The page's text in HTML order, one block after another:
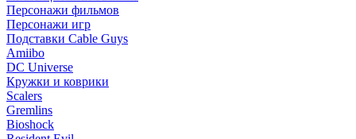
Персонажи фильмов
Персонажи игр
Подставки Cable Guys
Amiibo
DC Universe
Кружки и коврики
Scalers
Gremlins
Bioshock